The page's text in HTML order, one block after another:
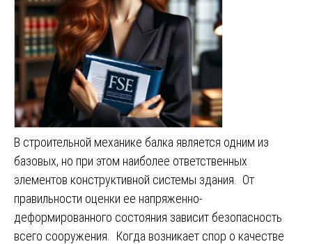
В строительной механике балка является одним из
базовых, но при этом наиболее ответственных
элементов конструктивной системы здания. От
правильности оценки ее напряженно-
деформированного состояния зависит безопасность
всего сооружения. Когда возникает спор о качестве